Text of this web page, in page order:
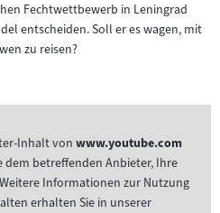
Fechtwettbewerb in Leningrad
entscheiden. Soll er es wagen, mit
zu reisen?
Inhalt von www.youtube.com
dem betreffenden Anbieter, Ihre
Informationen zur Nutzung
erhalten Sie in unserer